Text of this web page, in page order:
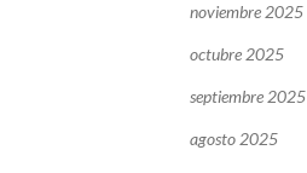
noviembre 2025
octubre 2025
septiembre 2025
agosto 2025